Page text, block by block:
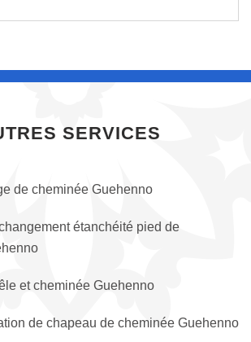
SERVICES
de cheminée Guehenno
étanchéité pied de
et cheminée Guehenno
de chapeau de cheminée Guehenno